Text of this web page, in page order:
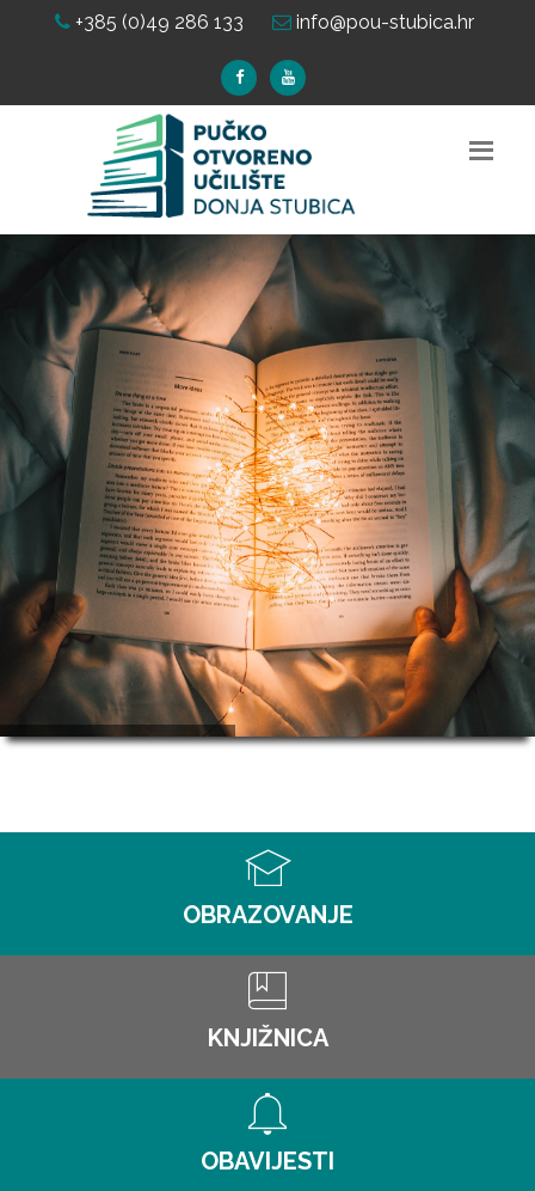
+385 (0)49 286 133 info@pou-stubica.hr
OBRAZOVANJE
KNJIŽNICA
OBAVIJESTI